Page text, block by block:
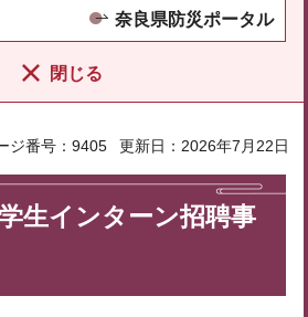
奈良県防災ポータル
閉じる
ジ番号：9405 更新日：2026年7月22日
生インターン招聘事